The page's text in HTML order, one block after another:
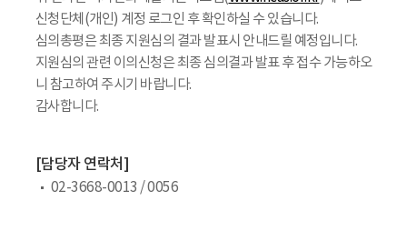
신청단체(개인) 계정 로그인 후 확인하실 수 있습니다.
심의총평은 최종 지원심의 결과 발표시 안내드릴 예정입니다.
지원심의 관련 이의신청은 최종 심의결과 발표 후 접수 가능하오
니 참고하여 주시기 바랍니다.
감사합니다.
[담당자 연락처]
02-3668-0013 / 0056